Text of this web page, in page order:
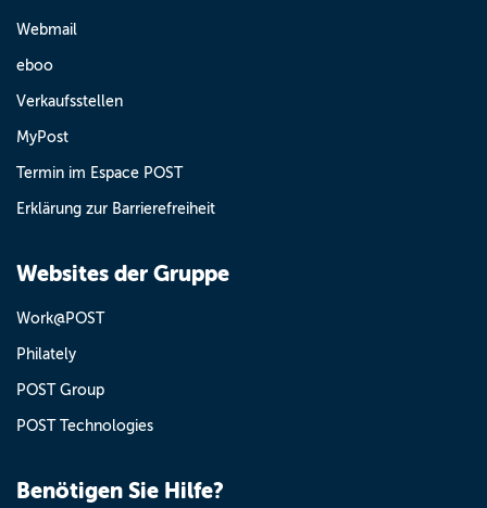
Webmail
eboo
Verkaufsstellen
MyPost
Termin im Espace POST
Erklärung zur Barrierefreiheit
Websites der Gruppe
Work@POST
Philately
POST Group
POST Technologies
Benötigen Sie Hilfe?